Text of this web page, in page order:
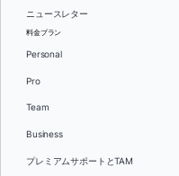
ニュースレター
料金プラン
Personal
Pro
Team
Business
プレミアムサポートとTAM